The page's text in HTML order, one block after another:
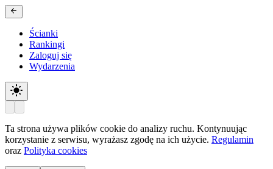
Ścianki
Rankingi
Zaloguj się
Wydarzenia
Ta strona używa plików cookie do analizy ruchu. Kontynuując
korzystanie z serwisu, wyrażasz zgodę na ich użycie. Regulamin
oraz Polityka cookies